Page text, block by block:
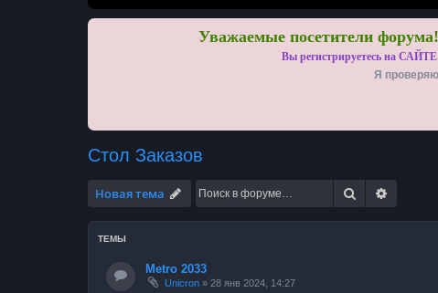
Уважаемые посетители
Вы регистрируетесь на
Я
Стол Заказов
Новая тема Поиск
ТЕМЫ
Metro 2033
Unicron » 28 янв 2024, 14:27